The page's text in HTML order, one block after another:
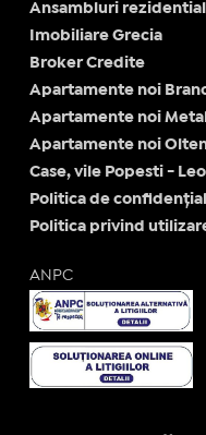
Ansambluri
Imobiliare Grecia
Broker Credite
Apartamente noi
Apartamente noi
Apartamente noi
Case, vile Popesti -
Politica de
Politica privind
ANPC